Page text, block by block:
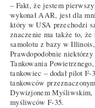
– Fakt, że jestem
wykonał AAR, jest dla
który w USA przechodzi
znaczenie ma także to, że
samolotu z bazy w
Prawdopodobnie
Tankowania
tankowiec – dodał pilot
tankowców
Dywizjonem
myśliwców F-35.